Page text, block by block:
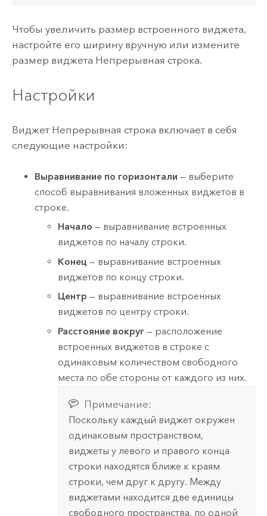
Чтобы увеличить размер встроенного виджета,
настройте его ширину вручную или измените
размер виджета Непрерывная строка.
Настройки
Виджет Непрерывная строка включает в себя
следующие настройки:
Выравнивание по горизонтали — выберите
способ выравнивания вложенных виджетов в
строке.
Начало — выравнивание встроенных
виджетов по началу строки.
Конец — выравнивание встроенных
виджетов по концу строки.
Центр — выравнивание встроенных
виджетов по центру строки.
Расстояние вокруг — расположение
встроенных виджетов в строке с
одинаковым количеством свободного
места по обе стороны от каждого из них.
Примечание:
Поскольку каждый виджет окружен
одинаковым пространством,
виджеты у левого и правого конца
строки находятся ближе к краям
строки, чем друг к другу. Между
виджетами находится две единицы
свободного пространства, по одной